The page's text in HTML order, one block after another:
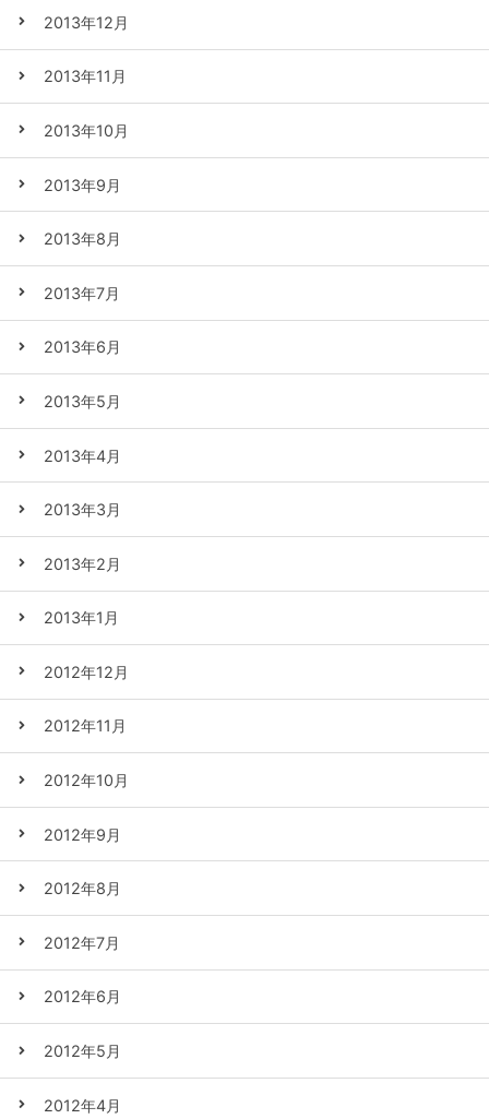
2013年12月
2013年11月
2013年10月
2013年9月
2013年8月
2013年7月
2013年6月
2013年5月
2013年4月
2013年3月
2013年2月
2013年1月
2012年12月
2012年11月
2012年10月
2012年9月
2012年8月
2012年7月
2012年6月
2012年5月
2012年4月